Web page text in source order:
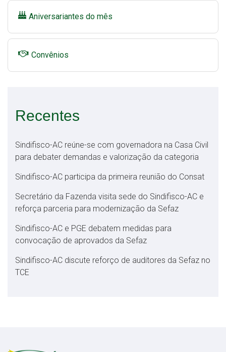
Aniversariantes do mês
Convênios
Recentes
Sindifisco-AC reúne-se com governadora na Casa Civil
para debater demandas e valorização da categoria
Sindifisco-AC participa da primeira reunião do Consat
Secretário da Fazenda visita sede do Sindifisco-AC e
reforça parceria para modernização da Sefaz
Sindifisco-AC e PGE debatem medidas para
convocação de aprovados da Sefaz
Sindifisco-AC discute reforço de auditores da Sefaz no
TCE